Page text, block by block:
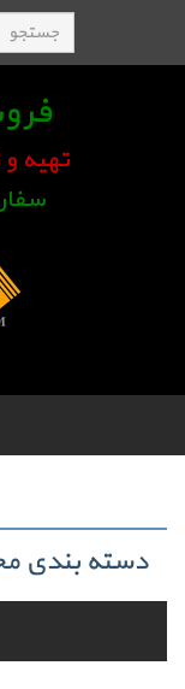
تهیه
دسته بندی